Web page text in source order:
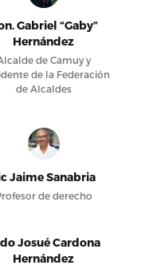
Gabriel “Gaby”
Hernández
de Camuy y
de la Federación
de Alcaldes
Jaime Sanabria
de derecho
Josué Cardona
Hernández